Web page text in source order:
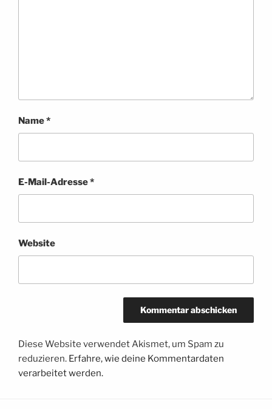
Name*
E-Mail-Adresse*
Website
Diese Website verwendet Akismet, um Spam zu
reduzieren. Erfahre, wie deine Kommentardaten
verarbeitet werden.